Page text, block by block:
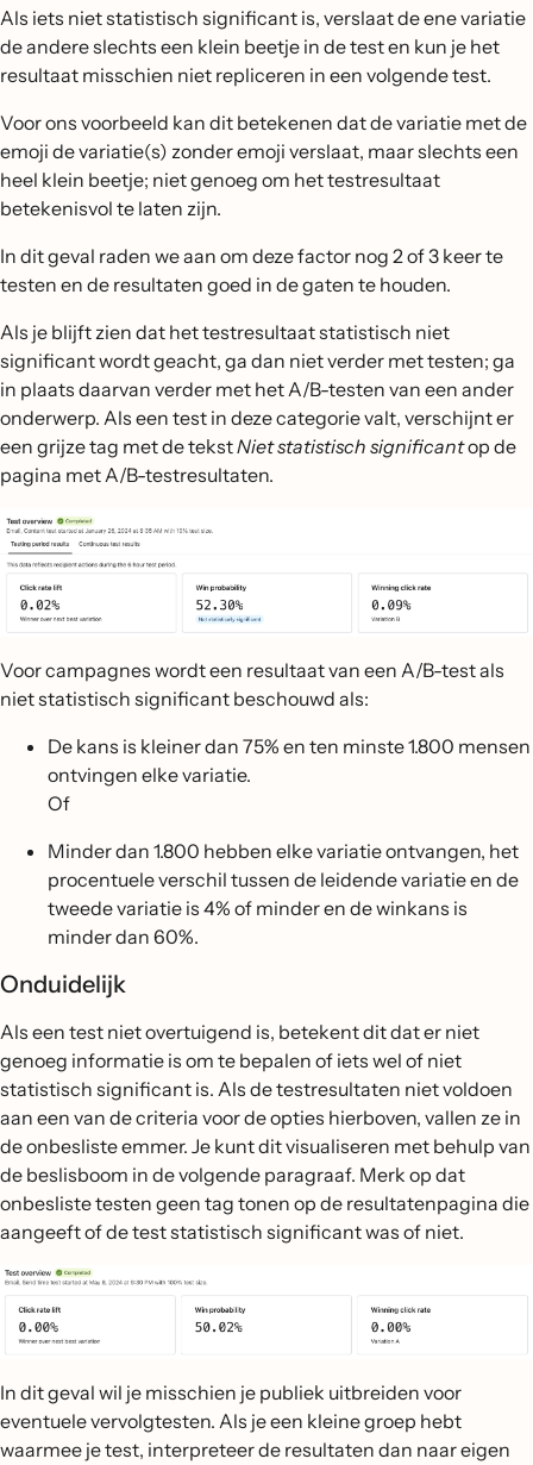
Als iets niet statistisch significant is, verslaat de ene variatie
de andere slechts een klein beetje in de test en kun je het
resultaat misschien niet repliceren in een volgende test.
Voor ons voorbeeld kan dit betekenen dat de variatie met de
emoji de variatie(s) zonder emoji verslaat, maar slechts een
heel klein beetje; niet genoeg om het testresultaat
betekenisvol te laten zijn.
In dit geval raden we aan om deze factor nog 2 of 3 keer te
testen en de resultaten goed in de gaten te houden.
Als je blijft zien dat het testresultaat statistisch niet
significant wordt geacht, ga dan niet verder met testen; ga
in plaats daarvan verder met het A/B-testen van een ander
onderwerp. Als een test in deze categorie valt, verschijnt er
een grijze tag met de tekstNiet statistisch significantop de
pagina met A/B-testresultaten.
Voor campagnes wordt een resultaat van een A/B-test als
niet statistisch significant beschouwd als:
De kans is kleiner dan 75% en ten minste 1.800 mensen
ontvingen elke variatie.
Of
Minder dan 1.800 hebben elke variatie ontvangen, het
procentuele verschil tussen de leidende variatie en de
tweede variatie is 4% of minder en de winkans is
minder dan 60%.
Onduidelijk
Als een test niet overtuigend is, betekent dit dat er niet
genoeg informatie is om te bepalen of iets wel of niet
statistisch significant is. Als de testresultaten niet voldoen
aan een van de criteria voor de opties hierboven, vallen ze in
de onbesliste emmer. Je kunt dit visualiseren met behulp van
de beslisboom in de volgende paragraaf. Merk op dat
onbesliste testen geen tag tonen op de resultatenpagina die
aangeeft of de test statistisch significant was of niet.
In dit geval wil je misschien je publiek uitbreiden voor
eventuele vervolgtesten. Als je een kleine groep hebt
waarmee je test, interpreteer de resultaten dan naar eigen